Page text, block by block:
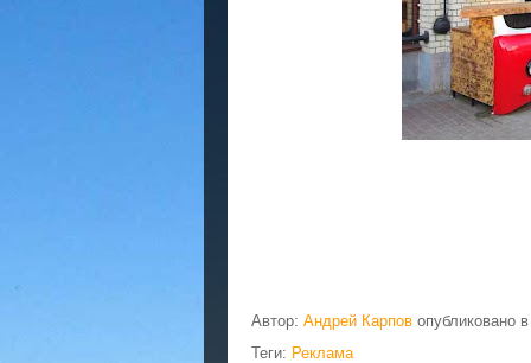
Автор: Андрей Карпов опубликовано
Теги: Реклама